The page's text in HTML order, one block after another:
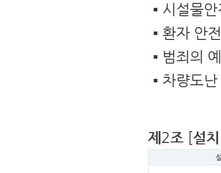
▪ 시설물
▪ 환자 안
▪ 범죄의
▪ 차량도
제 2조 [설